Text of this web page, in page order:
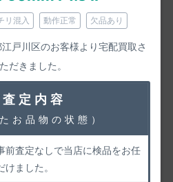
リ混入 動作正常 欠品あり
戸川区のお客様より宅配買取さ
だきました。
定内容
お品物の状態）
前査定なしで当店に検品をお任
けました。
るのですが、
確かな価格での
るからこそ、 納得してお任せ
がっております。
4.86
のご評価 1549件の平均値